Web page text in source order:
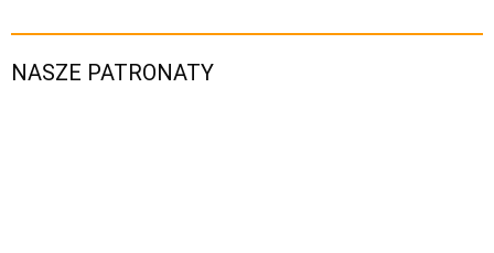
NASZE PATRONATY